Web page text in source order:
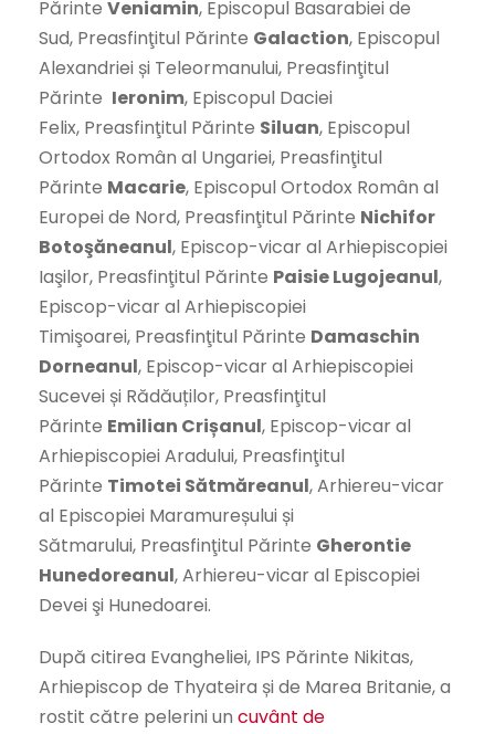
Părinte Veniamin, Episcopul Basarabiei de
Sud, Preasfinţitul Părinte Galaction, Episcopul
Alexandriei și Teleormanului, Preasfinţitul
Părinte Ieronim, Episcopul Daciei
Felix, Preasfinţitul Părinte Siluan, Episcopul
Ortodox Român al Ungariei, Preasfinţitul
Părinte Macarie, Episcopul Ortodox Român al
Europei de Nord, Preasfinţitul Părinte Nichifor
Botoşăneanul, Episcop-vicar al Arhiepiscopiei
Iaşilor, Preasfinţitul Părinte Paisie Lugojeanul,
Episcop-vicar al Arhiepiscopiei
Timişoarei, Preasfinţitul Părinte Damaschin
Dorneanul, Episcop-vicar al Arhiepiscopiei
Sucevei și Rădăuților, Preasfinţitul
Părinte Emilian Crișanul, Episcop-vicar al
Arhiepiscopiei Aradului, Preasfinţitul
Părinte Timotei Sătmăreanul, Arhiereu-vicar
al Episcopiei Maramureșului și
Sătmarului, Preasfinţitul Părinte Gherontie
Hunedoreanul, Arhiereu-vicar al Episcopiei
Devei şi Hunedoarei.
După citirea Evangheliei, IPS Părinte Nikitas,
Arhiepiscop de Thyateira și de Marea Britanie, a
rostit către pelerini un cuvânt de